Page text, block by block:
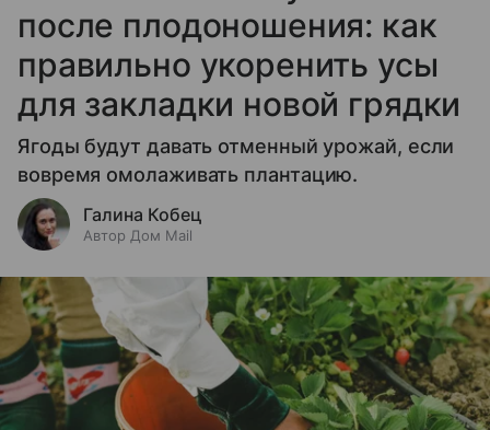
после плодоношения: как
правильно укоренить усы
для закладки новой грядки
Ягоды будут давать отменный урожай, если
вовремя омолаживать плантацию.
Галина Кобец
Автор Дом Mail